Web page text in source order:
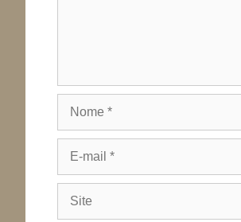
mail